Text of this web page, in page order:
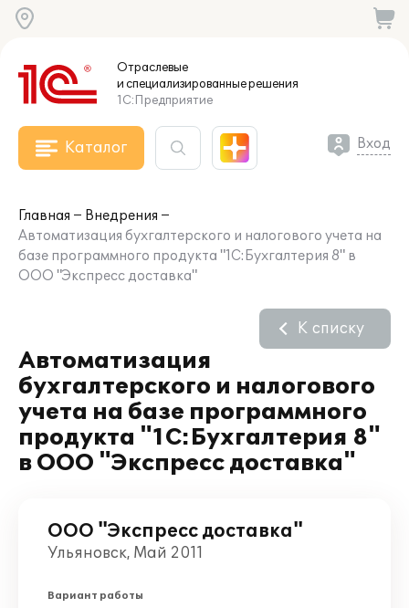
Отраслевые
и специализированныерешения
1С:Предприятие
Каталог Вход
Главная
Внедрения
Автоматизация бухгалтерского и налогового учета на
базе программного продукта "1С:Бухгалтерия 8" в
ООО "Экспресс доставка"
Автоматизация
бухгалтерского и налогового
учета на базе программного
продукта "1С:Бухгалтерия 8"
в ООО "Экспресс доставка"
К списку
ООО "Экспресс доставка"
Ульяновск, Май 2011
Вариант работы